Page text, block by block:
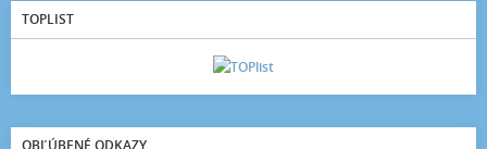
TOPLIST
OBĽÚBENÉ ODKAZY